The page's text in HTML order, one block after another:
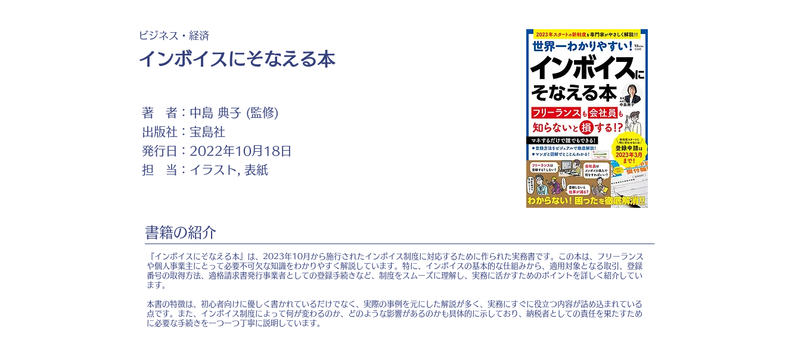
ビジネス・経済
インボイスにそなえる本
著 者：
出版社：
発行日：
担 当：
中島 典子 (監修)
宝島社
2022年10月18日
イラスト, 表紙
書籍の紹介
『インボイスにそなえる本』は、2023年10月から施行されたインボイス制度に対応するために作られた実務書です。この本は、フリーランス
や個人事業主にとって必要不可欠な知識をわかりやすく解説しています。特に、インボイスの基本的な仕組みから、適用対象となる取引、登録
番号の取得方法、適格請求書発行事業者としての登録手続きなど、制度をスムーズに理解し、実務に活かすためのポイントを詳しく紹介してい
ます。
本書の特徴は、初心者向けに優しく書かれているだけでなく、実際の事例を元にした解説が多く、実務にすぐに役立つ内容が詰め込まれている
点です。また、インボイス制度によって何が変わるのか、どのような影響があるのかも具体的に示しており、納税者としての責任を果たすため
に必要な手続きを一つ一つ丁寧に説明しています。